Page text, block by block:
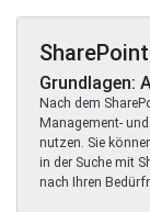
SharePoint
Grundlagen:
Nach dem
Management-
nutzen. Sie
in der Suche mit
nach Ihren